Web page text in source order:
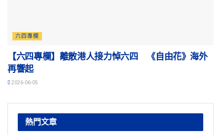
六四專欄
【六四專欄】離散港人接力悼六四 《自由花》海外
再響起
2026-06-05
熱門文章